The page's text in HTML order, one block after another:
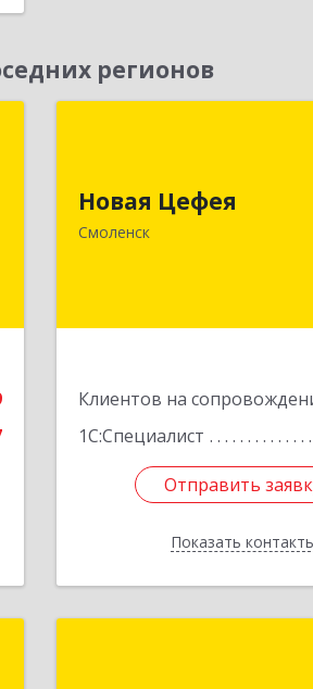
регионов
Новая Цефея
Смоленск
Клиентов на
1С:Специалист
Отправить
Показать
214018, Смоленская обл,
Раевского
Отправить
Назад